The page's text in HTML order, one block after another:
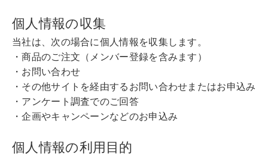
個人情報の収集
当社は、次の場合に個人情報を収集します。
・商品のご注文（メンバー登録を含みます）
・お問い合わせ
・その他サイトを経由するお問い合わせまたはお申込み
・アンケート調査でのご回答
・企画やキャンペーンなどのお申込み
個人情報の利用目的